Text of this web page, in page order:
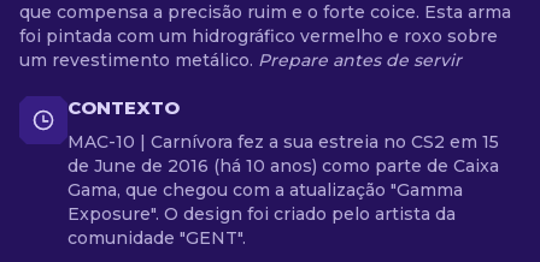
que compensa a precisão ruim e o forte coice. Esta arma
foi pintada com um hidrográfico vermelho e roxo sobre
um revestimento metálico. Prepare antes de servir
CONTEXTO
MAC-10 | Carnívora fez a sua estreia no CS2 em 15
de June de 2016 (há 10 anos) como parte de Caixa
Gama, que chegou com a atualização "Gamma
Exposure". O design foi criado pelo artista da
comunidade "GENT".